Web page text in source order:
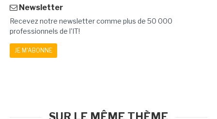
Newsletter
Recevez notre newsletter comme plus de 50 000
professionnels de l'IT!
JE M'ABONNE